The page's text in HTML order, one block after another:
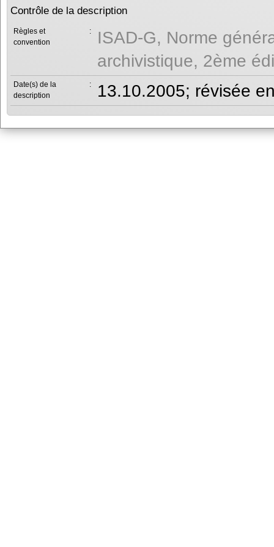
Contrôle de la description
Règles et
convention
:
ISAD-G, Norme
archivistique, 2ème
Date(s) de la
description
: 13.10.2005; révisée